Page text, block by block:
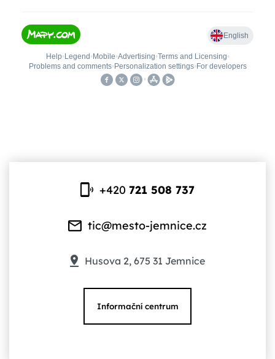
+420721 508 737
tic@mesto-jemnice.cz
Husova 2, 675 31 Jemnice
Informační centrum